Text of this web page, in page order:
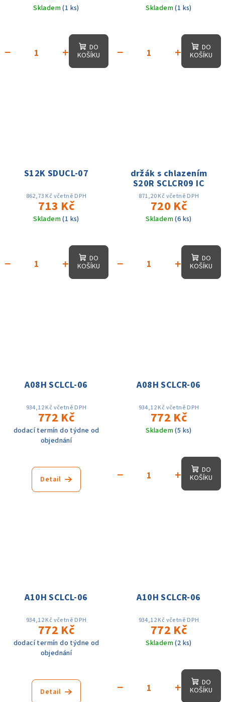
Skladem(1 ks)
+
−
DO
KOŠÍKU
Skladem(1 ks)
+
−
DO
KOŠÍKU
S12K SDUCL-07
862,73 Kč včetně DPH
713 Kč
Skladem(1 ks)
+
−
DO
KOŠÍKU
držák s chlazením
S20R SCLCR09 IC
871,20 Kč včetně DPH
720 Kč
Skladem(6 ks)
+
−
DO
KOŠÍKU
A08H SCLCL-06
934,12 Kč včetně DPH
772 Kč
dodací termín do týdne od
objednání
Detail
A08H SCLCR-06
934,12 Kč včetně DPH
772 Kč
Skladem(5 ks)
+
−
DO
KOŠÍKU
A10H SCLCL-06
934,12 Kč včetně DPH
772 Kč
dodací termín do týdne od
objednání
Detail
A10H SCLCR-06
934,12 Kč včetně DPH
772 Kč
Skladem(2 ks)
+
−
DO
KOŠÍKU